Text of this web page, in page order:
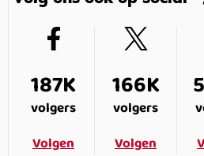
187K
volgers
Volgen
166K
volgers
Volgen